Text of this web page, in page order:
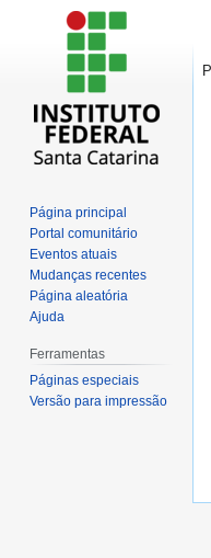
Página principal
Portal comunitário
Eventos atuais
Mudanças recentes
Página aleatória
Ajuda
Ferramentas
Páginas especiais
Versão para impressão